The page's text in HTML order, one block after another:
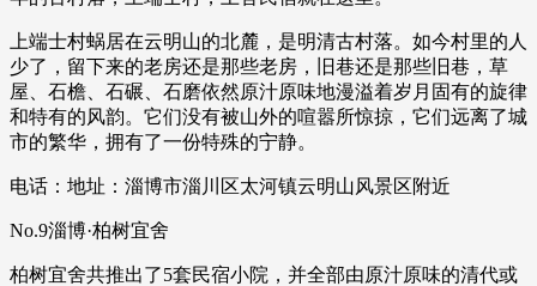
上端士村蜗居在云明山的北麓，是明清古村落。如今村里的人
少了，留下来的老房还是那些老房，旧巷还是那些旧巷，草
屋、石檐、石碾、石磨依然原汁原味地漫溢着岁月固有的旋律
和特有的风韵。它们没有被山外的喧嚣所惊掠，它们远离了城
市的繁华，拥有了一份特殊的宁静。
电话：地址：淄博市淄川区太河镇云明山风景区附近
No.9淄博·柏树宜舍
柏树宜舍共推出了5套民宿小院，并全部由原汁原味的清代或